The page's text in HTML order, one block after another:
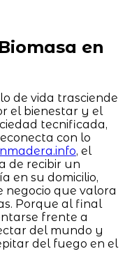
en
de vida trasciende
el bienestar y el
tecnificada,
con lo
, el
de recibir un
en su domicilio,
negocio que valora
Porque al final
frente a
del mundo y
del fuego en el